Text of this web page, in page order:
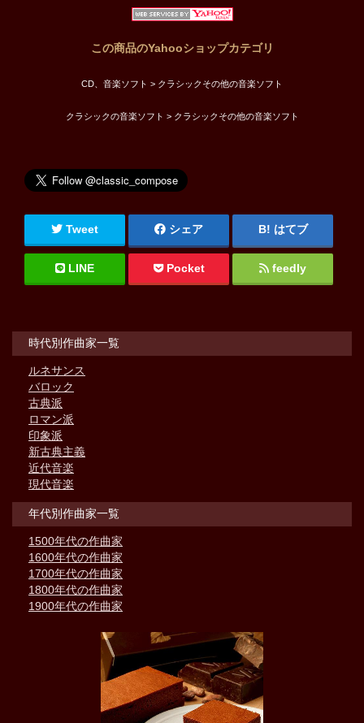
この商品のYahooショップカテゴリ
CD、音楽ソフト > クラシックその他の音楽ソフト
クラシックの音楽ソフト > クラシックその他の音楽ソフト
Tweet シェア はてブ
LINE Pocket feedly
時代別作曲家一覧
ルネサンス
バロック
古典派
ロマン派
印象派
新古典主義
近代音楽
現代音楽
年代別作曲家一覧
1500年代の作曲家
1600年代の作曲家
1700年代の作曲家
1800年代の作曲家
1900年代の作曲家